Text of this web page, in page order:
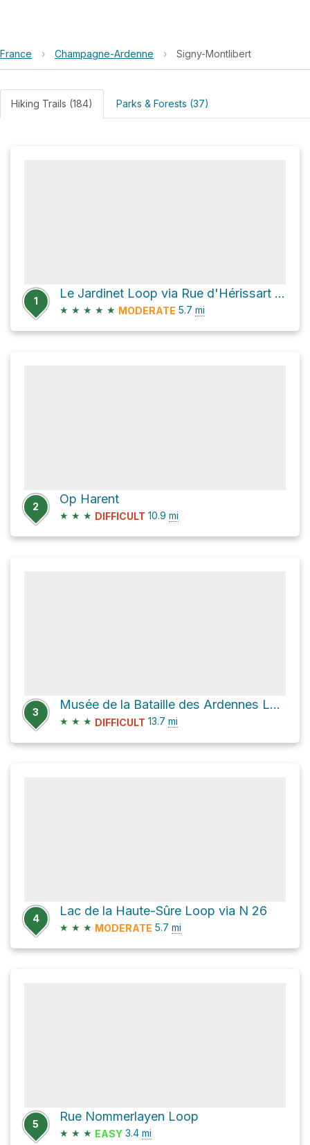
France › Champagne-Ardenne › Signy-Montlibert
Hiking Trails (184) Parks & Forests (37)
1
Le Jardinet Loop via Rue d'Hérissart and Rue de Membre
★ ★ ★ ★ ★ MODERATE 5.7 mi
2
Op Harent
★ ★ ★ DIFFICULT 10.9 mi
3
Musée de la Bataille des Ardennes Loop via Val du Bronze
★ ★ ★ DIFFICULT 13.7 mi
4
Lac de la Haute-Sûre Loop via N 26
★ ★ ★ MODERATE 5.7 mi
5
Rue Nommerlayen Loop
★ ★ ★ EASY 3.4 mi